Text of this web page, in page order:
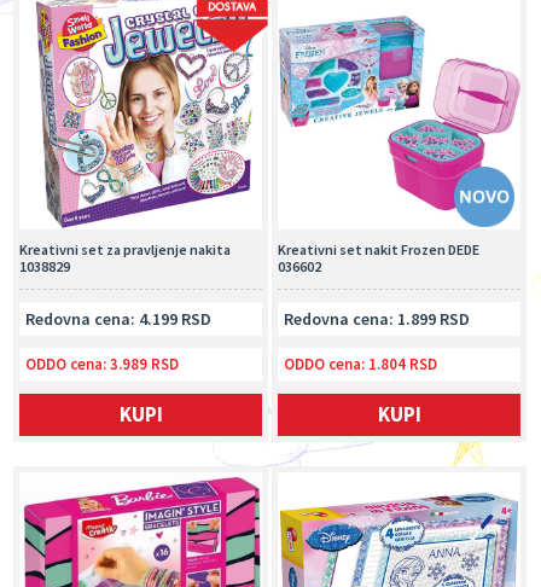
Kreativni set nakit Frozen DEDE
036602
Redovna cena: 1.899 RSD
ODDO cena: 1.804 RSD
KUPI
Kreativni set za pravljenje nakita
1038829
Redovna cena: 4.199 RSD
ODDO cena:3.989 RSD
KUPI